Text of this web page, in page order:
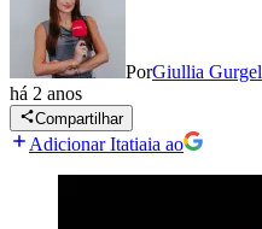
PorGiullia Gurgel
há 2 anos
Compartilhar
Adicionar Itatiaia ao